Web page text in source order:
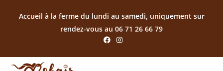
Accueil à la ferme du lundi au samedi, uniquement sur
rendez-vous au 06 71 26 66 79